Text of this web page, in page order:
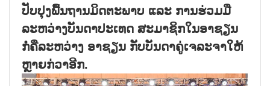
ປັບປຸງພື້ນຖານມິດຕະພາບ ແລະ ການຮ່ວມມື
ລະຫວ່າງບັນດາປະເທດ ສະມາຊິກໃນອາຊຽນ
ກໍ່ຄືລະຫວ່າງ ອາຊຽນ ກັບບັນດາຄູ່ເຈລະຈາໃຫ້
ຫຼາຍກ່ວາອີກ.